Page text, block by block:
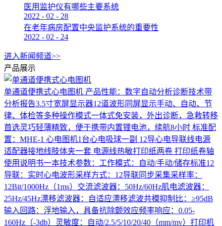
医用监护仪有哪些主要系统
2022 - 02 - 28
在老年病房配置中央监护系统的重要性
2022 - 02 - 24
进入新闻频道>>
产品展示
单通道便携式心电图机 产品性能：数字自动分析诊断技术带
分析报告3.5寸宽屏显示器12道波形同屏显示手动、自动、节
律、体检等多种操作模式一体式免安装，外出诊断，急救转移
首选灵巧轻薄精致，便于携带内置锂电池，续航8小时 标准配
置：MHE-1 心电图机1台心电吸球一副 12导心电导联线电源
适配器接地线肢体夹一套 电源线热敏打印纸两卷 打印纸卷轴
使用说明书一本技术参数：工作模式：自动/手动/储存标准12
导联：实时心电波形采样方式：12导联同步采集采样率：
12Bit/1000Hz（1ms）交流滤波器：50Hz/60Hz肌电滤波器：
25Hz/45Hz漂移滤波器：自适应漂移滤波共模抑制比：≥95dB
输入回路：浮地输入，具备抗除颤效应频率响应：0.05-
160Hz（-3db）灵敏度：自动/2.5/5/10/20/40（mm/mv）打印机